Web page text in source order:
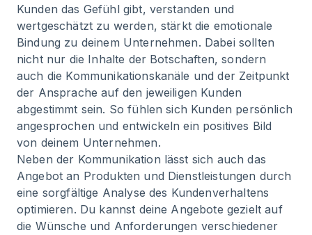
Kunden das Gefühl gibt, verstanden und
wertgeschätzt zu werden, stärkt die emotionale
Bindung zu deinem Unternehmen. Dabei sollten
nicht nur die Inhalte der Botschaften, sondern
auch die Kommunikationskanäle und der Zeitpunkt
der Ansprache auf den jeweiligen Kunden
abgestimmt sein. So fühlen sich Kunden persönlich
angesprochen und entwickeln ein positives Bild
von deinem Unternehmen.
Neben der Kommunikation lässt sich auch das
Angebot an Produkten und Dienstleistungen durch
eine sorgfältige Analyse des Kundenverhaltens
optimieren. Du kannst deine Angebote gezielt auf
die Wünsche und Anforderungen verschiedener